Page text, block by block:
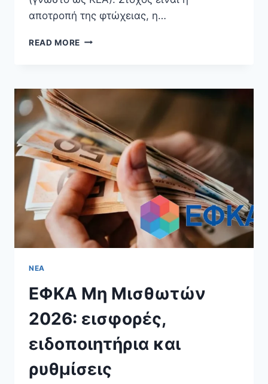
αποτροπή της φτώχειας, η…
READ MORE ΕΛΆΧΙΣΤΟ
ΚΕΑ)
2026:
ΠΟΣΆ,
ΚΡΙΤΉΡΙΑ,
ΑΊΤΗΣΗ,
ΠΛΗΡΩΜΉ
ΝΈΑ
ΕΦΚΑ Μη Μισθωτών
2026: εισφορές,
ειδοποιητήρια και
ρυθμίσεις